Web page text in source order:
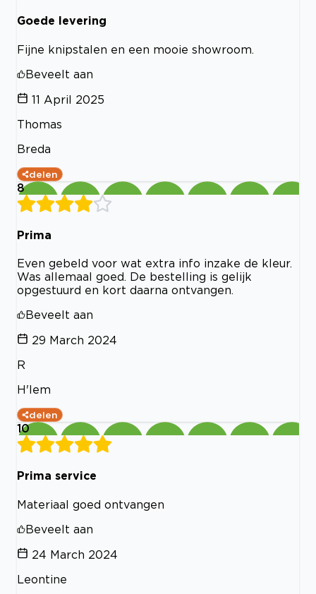
Goede levering
Fijne knipstalen en een mooie showroom.
Beveelt aan
11 April 2025
Thomas
Breda
delen
8
Prima
Even gebeld voor wat extra info inzake de kleur.
Was allemaal goed. De bestelling is gelijk
opgestuurd en kort daarna ontvangen.
Beveelt aan
29 March 2024
R
H'lem
delen
10
Prima service
Materiaal goed ontvangen
Beveelt aan
24 March 2024
Leontine